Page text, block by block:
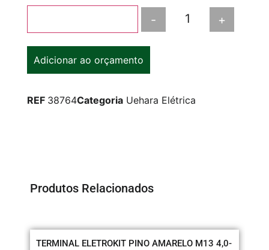
- +
Adicionar ao orçamento
REF 38764Categoria Uehara Elétrica
Produtos Relacionados
TERMINAL ELETROKIT PINO AMARELO M13 4,0-